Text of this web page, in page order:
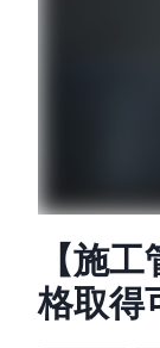
【施
格取得